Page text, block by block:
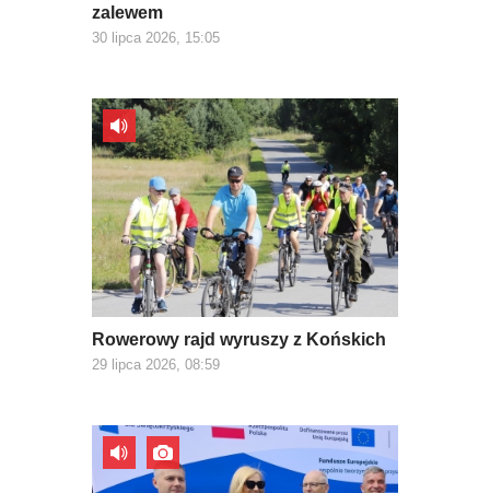
zalewem
30 lipca 2026, 15:05
Rowerowy rajd wyruszy z Końskich
29 lipca 2026, 08:59